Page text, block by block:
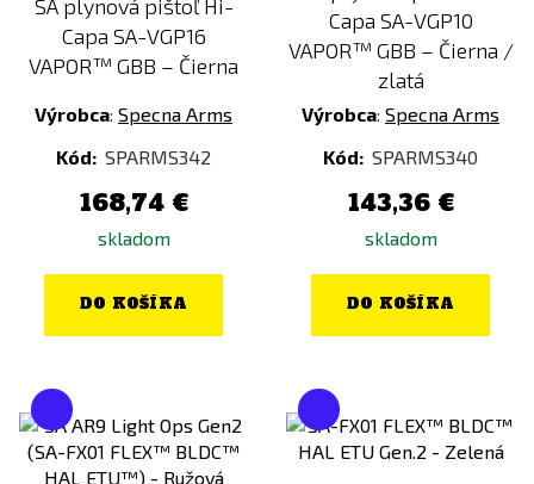
SA plynová pištoľ Hi-
Capa SA-VGP16
VAPOR™ GBB – Čierna
Výrobca: Specna Arms
Kód: SPARMS342
168,74 €
skladom
DO KOŠÍKA
Capa SA-VGP10
VAPOR™ GBB – Čierna /
zlatá
Výrobca: Specna Arms
Kód: SPARMS340
143,36 €
skladom
DO KOŠÍKA